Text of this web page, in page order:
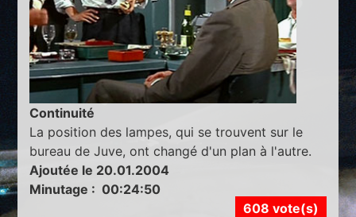
Continuité
La position des lampes, qui se trouvent sur le
bureau de Juve, ont changé d'un plan à l'autre.
Ajoutée le 20.01.2004
Minutage : 00:24:50
608 vote(s)